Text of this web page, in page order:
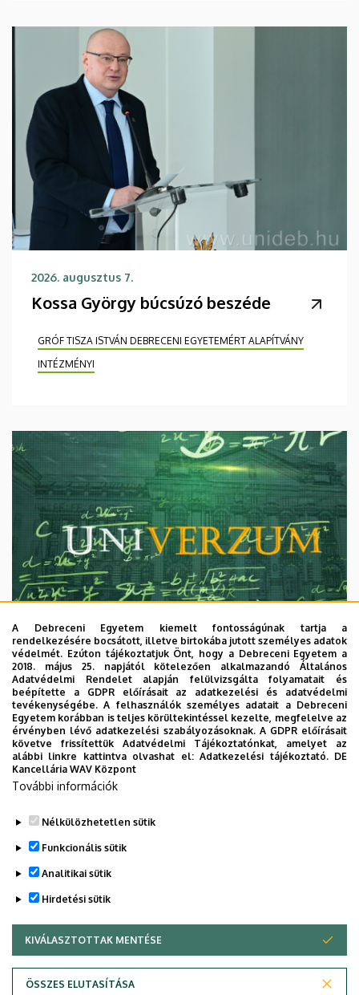
2026. augusztus 7.
Kossa György búcsúzó beszéde
GRÓF TISZA ISTVÁN DEBRECENI EGYETEMÉRT ALAPÍTVÁNY
INTÉZMÉNYI
2026. augusztus 7.
Univerzum: A Debreceni Egyetem
titkos receptjei
KUTATÁS TUDOMÁNY
A Debreceni Egyetem kiemelt fontosságúnak tartja a
rendelkezésére bocsátott, illetve birtokába jutott személyes adatok
védelmét. Ezúton tájékoztatjuk Önt, hogy a Debreceni Egyetem a
2018. május 25. napjától kötelezően alkalmazandó Általános
Adatvédelmi Rendelet alapján felülvizsgálta folyamatait és
beépítette a GDPR előírásait az adatkezelési és adatvédelmi
tevékenységébe. A felhasználók személyes adatait a Debreceni
Egyetem korábban is teljes körültekintéssel kezelte, megfelelve az
érvényben lévő adatkezelési szabályozásoknak. A GDPR előírásait
követve frissítettük Adatvédelmi Tájékoztatónkat, amelyet az
alábbi linkre kattintva olvashat el:Adatkezelési tájékoztató. DE
Kancellária WAV Központ
További információk
Nélkülözhetetlen sütik
Funkcionális sütik
Analitikai sütik
Hirdetési sütik
KIVÁLASZTOTTAK MENTÉSE
ÖSSZES ELUTASÍTÁSA
WITHDRAW CONSENT